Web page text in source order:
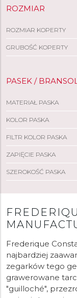
ROZMIAR
ROZMIAR KOPERTY
GRUBOŚĆ KOPERTY
PASEK /
MATERIAŁ PASKA
KOLOR PASKA
FILTR KOLOR PASKA
ZAPIĘCIE PASKA
SZEROKOŚĆ PASKA
Frederique
najbardziej
zegarków tego
grawerowane
"guilloché",